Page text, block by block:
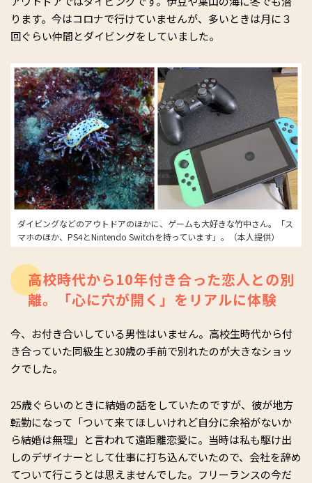
ります。今はコロナで行けていませんが、多いときは月に３
回ぐらい仲間とダイビングをしていました。
ダイビングなどのアウトドアのほかに、ゲームも大好きな竹中さん。「ス
マホのほか、PS4とNintendo Switchを持っています」。（本人提供）
高校時代から10年付き合った恋人との別
離。「心に穴が開く」をリアルに体験
今、お付き合いしている男性はいません。高校生時代から付
き合っていた同級生と30歳の手前で別れたのが大きなショッ
クでした。
25歳ぐらいのときに結婚の話をしていたのですが、彼が地方
転勤になって「ついて来てほしいけれど自分に余裕がないか
ら結婚は無理」と言われて遠距離恋愛に。当時は私も駆け出
しのデザイナーとして仕事に打ち込んでいたので、会社を辞め
てついて行こうとは思えませんでした。フリーランスの今だ